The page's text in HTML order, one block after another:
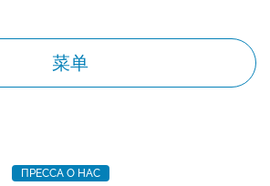
菜单
ПРЕССА О НАС